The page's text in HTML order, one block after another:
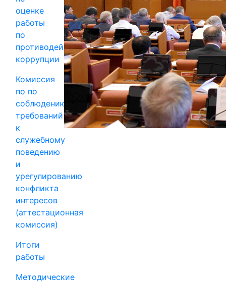
оценке
работы
по
противодействию
коррупции
Комиссия
по по
соблюдению
требований
к
служебному
поведению
и
урегулированию
конфликта
интересов
(аттестационная
комиссия)
Итоги
работы
Методические